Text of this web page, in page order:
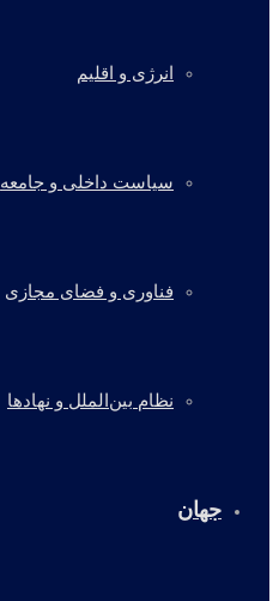
انرژی و اقلیم
سیاست داخلی و جامعه
فناوری و فضای مجازی
نظام بین‌الملل و نهادها
جهان